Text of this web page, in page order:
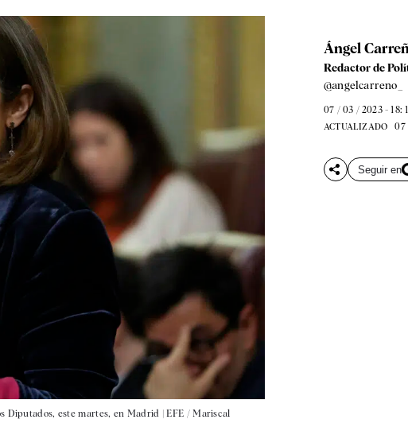
Diputados, este martes, en Madrid |EFE / Mariscal
Ángel
Redactor de
@angelcarreno_
07 / 03 / 2023 - 18:
ACTUALIZADO 07
Seguir en